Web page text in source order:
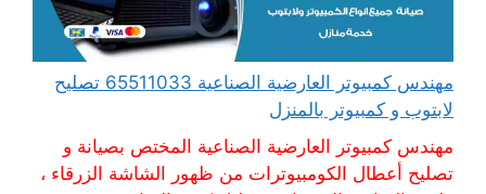
مهندس كمبيوتر العارضية الصناعية 65511033 تصليح
لابتوب و كمبيوتر بالمنزل
مهندس كمبيوتر العارضية الصناعية المختص بصيانة و
تصليح أعطال الكومبيوترات من ظهور الشاشة الزرقاء ،